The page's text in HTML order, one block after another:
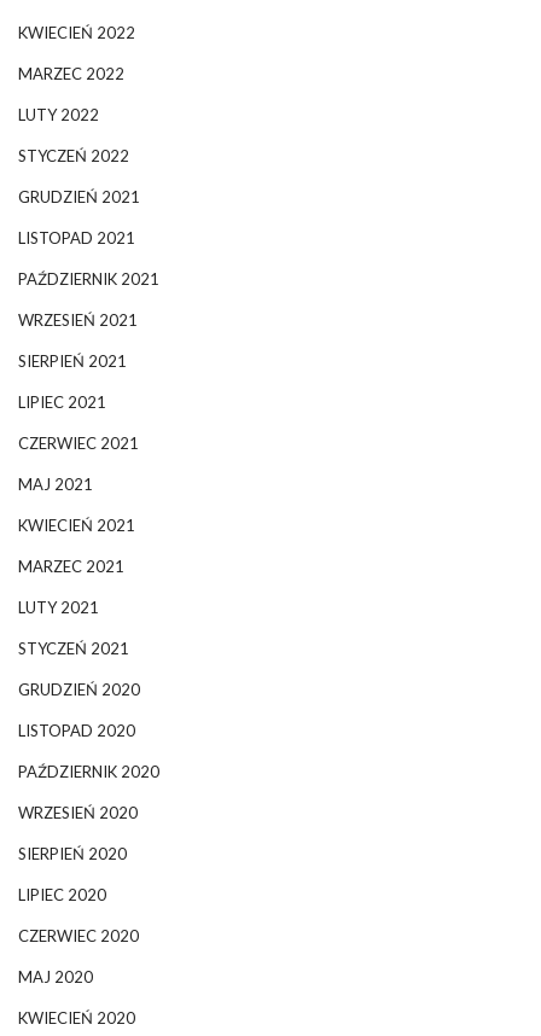
KWIECIEŃ 2022
MARZEC 2022
LUTY 2022
STYCZEŃ 2022
GRUDZIEŃ 2021
LISTOPAD 2021
PAŹDZIERNIK 2021
WRZESIEŃ 2021
SIERPIEŃ 2021
LIPIEC 2021
CZERWIEC 2021
MAJ 2021
KWIECIEŃ 2021
MARZEC 2021
LUTY 2021
STYCZEŃ 2021
GRUDZIEŃ 2020
LISTOPAD 2020
PAŹDZIERNIK 2020
WRZESIEŃ 2020
SIERPIEŃ 2020
LIPIEC 2020
CZERWIEC 2020
MAJ 2020
KWIECIEŃ 2020